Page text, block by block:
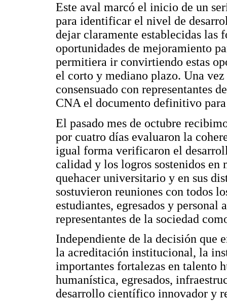
Este aval marcó el inicio de un
para identificar el nivel de
dejar claramente establecidas las
oportunidades de mejoramiento
permitiera ir convirtiendo estas
el corto y mediano plazo. Una
consensuado con representantes
CNA el documento definitivo
El pasado mes de octubre
por cuatro días evaluaron la
igual forma verificaron el
calidad y los logros sostenidos en
quehacer universitario y en sus
sostuvieron reuniones con todos
estudiantes, egresados y
representantes de la sociedad
Independiente de la decisión que
la acreditación institucional, la
importantes fortalezas en talento
humanística, egresados,
desarrollo científico innovador y